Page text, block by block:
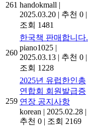
261 handokmall |
2025.03.20 | 추천 0 |
조회 1481
260
한국책 판매합니다.
piano1025 |
2025.03.13 | 추천 0 |
조회 1228
259
2025년 유럽한인총
연합회 회원발급증
연장 공지사항
korean | 2025.02.28 |
추천 0 | 조회 2169